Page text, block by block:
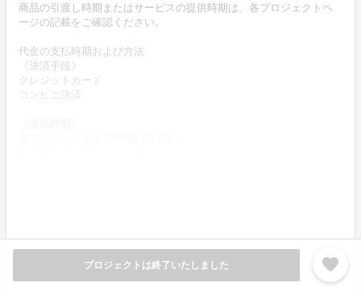
プロジェクトは終了いたしました favorite
商品の引渡し時期またはサービスの提供時期は、各プロジェクトペ
ージの記載をご確認ください。
代金の支払時期および方法
《決済手段》
クレジットカード
コンビニ決済
件
《返品の取扱い条件》
輸送による商品の破損および発送ミスがあった場合のみ返品可。